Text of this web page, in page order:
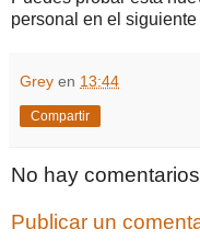
personal en el
Grey en 13:44
Compartir
No hay
Publicar un